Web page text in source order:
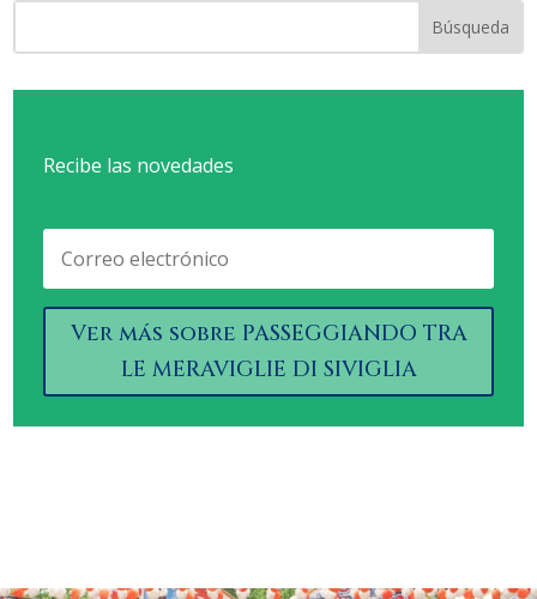
Recibe las novedades
Ver más sobre PASSEGGIANDO TRA
LE MERAVIGLIE DI SIVIGLIA